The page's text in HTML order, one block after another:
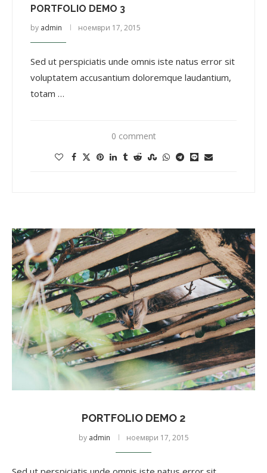
PORTFOLIO DEMO 3
by admin ноември 17, 2015
Sed ut perspiciatis unde omnis iste natus error sit
voluptatem accusantium doloremque laudantium,
totam …
0 comment
PORTFOLIO DEMO 2
by admin ноември 17, 2015